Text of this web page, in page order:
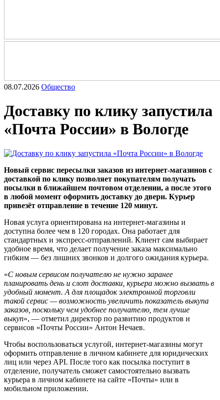
08.07.2026 Общество
Доставку по клику запустила
«Почта России» в Вологде
Новый сервис пересылки заказов из интернет-магазинов с
доставкой по клику позволяет покупателям получать
посылки в ближайшем почтовом отделении, а после этого
в любой момент оформить доставку до двери. Курьер
привезёт отправление в течение 120 минут.
Новая услуга ориентирована на интернет-магазины и
доступна более чем в 120 городах. Она работает для
стандартных и экспресс-отправлений. Клиент сам выбирает
удобное время, что делает получение заказа максимально
гибким — без лишних звонков и долгого ожидания курьера.
«С новым сервисом получателю не нужно заранее
планировать день и слот доставки, курьера можно вызвать в
удобный момент. А для площадок электронной торговли
такой сервис — возможность увеличить показатель выкупа
заказов, поскольку чем удобнее получателю, тем лучше
выкуп», — отметил директор по развитию продуктов и
сервисов «Почты России» Антон Нечаев.
Чтобы воспользоваться услугой, интернет-магазины могут
оформить отправление в личном кабинете для юридических
лиц или через API. После того как посылка поступит в
отделение, получатель сможет самостоятельно вызвать
курьера в личном кабинете на сайте «Почты» или в
мобильном приложении.